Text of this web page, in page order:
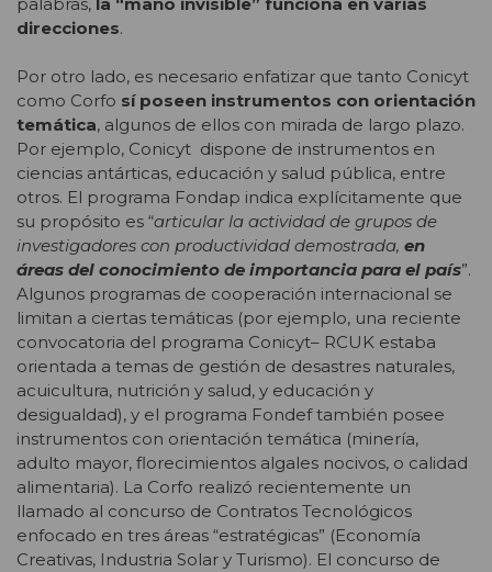
direcciones.
Por otro lado, es necesario enfatizar que tanto Conicyt
como Corfo sí poseen instrumentos con orientación
temática, algunos de ellos con mirada de largo plazo.
Por ejemplo, Conicyt dispone de instrumentos en
ciencias antárticas, educación y salud pública, entre
otros. El programa Fondap indica explícitamente que
su propósito es “articular la actividad de grupos de
investigadores con productividad demostrada, en
áreas del conocimiento de importancia para el país”.
Algunos programas de cooperación internacional se
limitan a ciertas temáticas (por ejemplo, una reciente
convocatoria del programa Conicyt– RCUK estaba
orientada a temas de gestión de desastres naturales,
acuicultura, nutrición y salud, y educación y
desigualdad), y el programa Fondef también posee
instrumentos con orientación temática (minería,
adulto mayor, florecimientos algales nocivos, o calidad
alimentaria). La Corfo realizó recientemente un
llamado al concurso de Contratos Tecnológicos
enfocado en tres áreas “estratégicas” (Economía
Creativas, Industria Solar y Turismo). El concurso de